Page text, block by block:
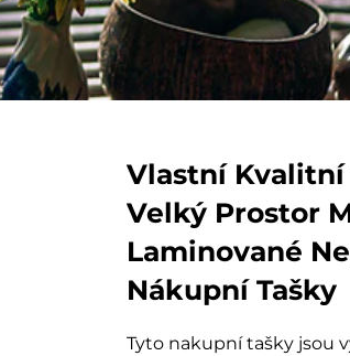
Vlastní Kvalitní
Velký Prostor
Laminované
Nákupní Tašky
Tyto nakupní tašky jsou